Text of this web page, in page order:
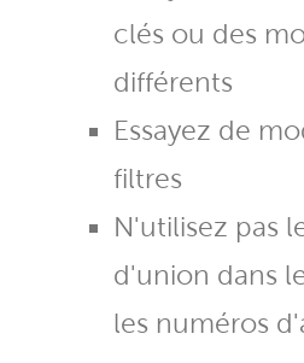
clés ou des
différents
Essayez de
filtres
N'utilisez pas
d'union dans
les numéros